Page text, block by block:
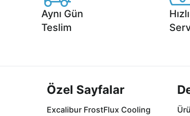
Aynı Gün
Teslim
Özel Sayfalar
Excalibur FrostFlux Cooling